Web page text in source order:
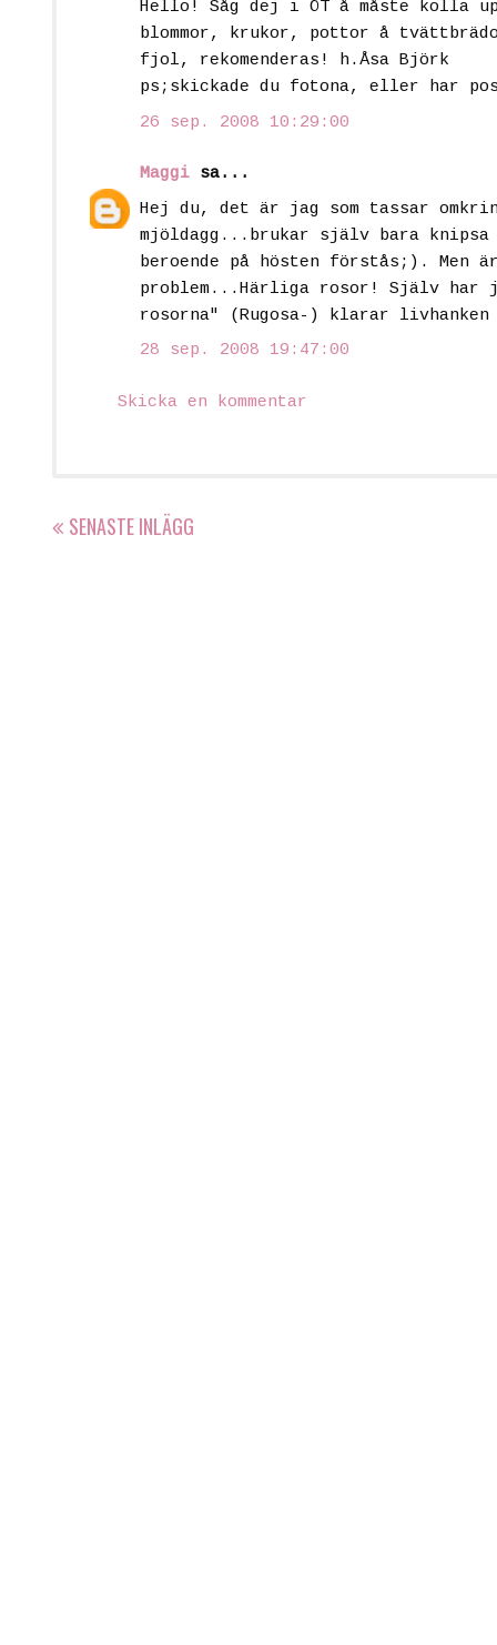
Hello! Såg dej i ÖT å måste kolla
blommor, krukor, pottor å
fjol, rekomenderas! h.Åsa Björk
ps;skickade du fotona, eller har
26 sep. 2008 10:29:00
Maggi sa...
Hej du, det är jag som tassar
mjöldagg...brukar själv bara
beroende på hösten förstås;).
problem...Härliga rosor! Själv har
rosorna" (Rugosa-) klarar livhanken
28 sep. 2008 19:47:00
Skicka en kommentar
SENASTE INLÄGG